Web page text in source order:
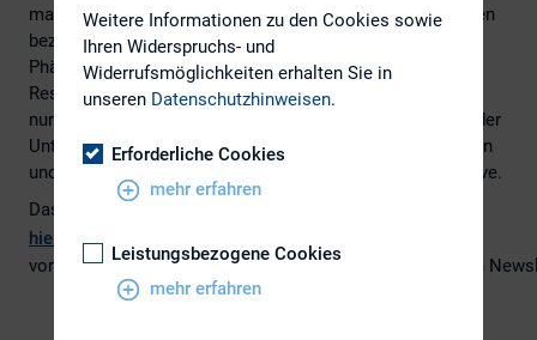
man in diversen Berichten beobachten. Viele Unternehmen
beziehen sich in ihren Reporting-Aktivitäten auf globale
Phänomene wie Digitalisierung, Urbanisierung oder
Ressourcenknappheit. Damit positionieren sie sich nicht
nur als gesellschaftlich relevante Player, sondern geben der
Unternehmensstrategie auch den nötigen Zukunftsrahmen
und der wirtschaftlichen Prognose eine stabile Perspektive.
Das
hier
von
wirDesign präsentiert,hier geht es zum
Weitere Informationen zu den Cookies sowie
Ihren Widerspruchs- und
Widerrufsmöglichkeiten erhalten Sie in
unseren Datenschutzhinweisen.
Erforderliche Cookies
mehr erfahren
Leistungsbezogene Cookies
mehr erfahren